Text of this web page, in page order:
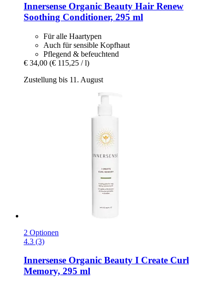
Innersense Organic Beauty Hair Renew
Soothing Conditioner, 295 ml
Für alle Haartypen
Auch für sensible Kopfhaut
Pflegend & befeuchtend
€ 34,00 (€ 115,25 / l)
Zustellung bis 11. August
2 Optionen
4.3 (3)
Innersense Organic Beauty I Create Curl
Memory, 295 ml